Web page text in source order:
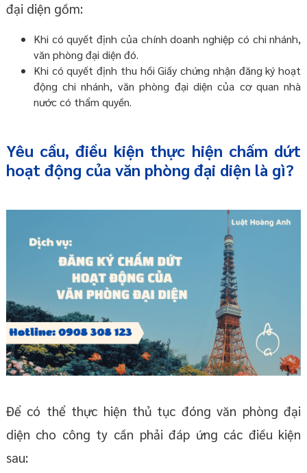
đại diện gồm:
Khi có quyết định của chính doanh nghiệp có chi nhánh,
văn phòng đại diện đó.
Khi có quyết định thu hồi Giấy chứng nhận đăng ký hoạt
động chi nhánh, văn phòng đại diện của cơ quan nhà
nước có thẩm quyền.
Yêu cầu, điều kiện thực hiện chấm dứt
hoạt động của văn phòng đại diện là gì?
Để có thể thực hiện thủ tục đóng văn phòng đại
diện cho công ty cần phải đáp ứng các điều kiện
sau: